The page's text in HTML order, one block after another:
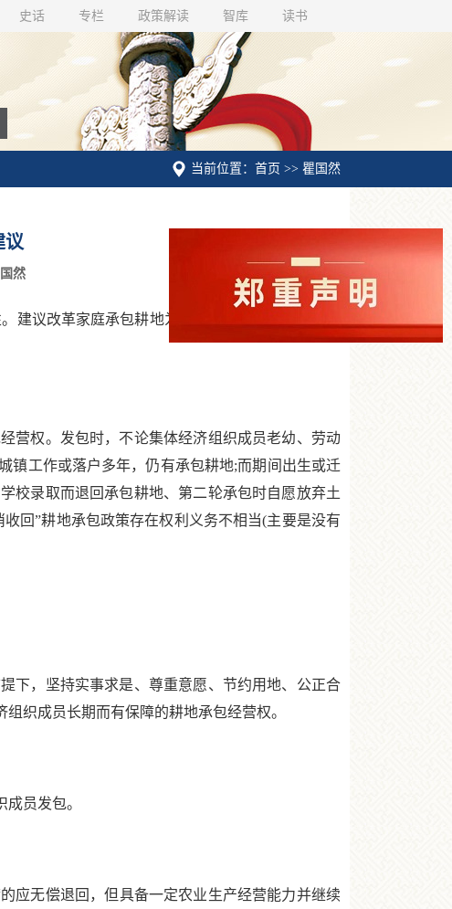
史话 专栏 政策解读 智库 读书
当前位置：首页 >> 瞿国然
议
然
议改革家庭承包耕地为农民承包耕地，即在以后
权。发包时，不论集体经济组织成员老幼、劳动
镇工作或落户多年，仍有承包耕地;而期间出生或迁
校录取而退回承包耕地、第二轮承包时自愿放弃土
回”耕地承包政策存在权利义务不相当(主要是没有
，坚持实事求是、尊重意愿、节约用地、公正合
织成员长期而有保障的耕地承包经营权。
员发包。
无偿退回，但具备一定农业生产经营能力并继续